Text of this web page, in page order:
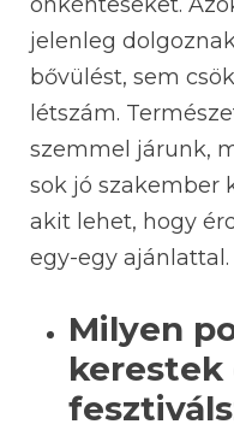
jelenleg
bővülést, sem
létszám.
szemmel járunk,
sok jó szakember
akit lehet, hogy
egy-egy ajánlattal.
Milyen